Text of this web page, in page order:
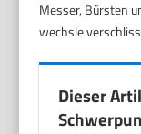
Messer, Bürsten
wechsle
Dieser